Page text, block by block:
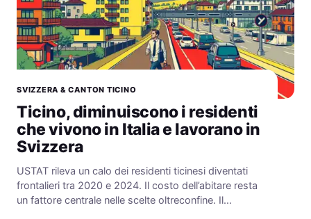
SVIZZERA & CANTON TICINO
Ticino, diminuiscono i residenti
che vivono in Italia e lavorano in
Svizzera
USTAT rileva un calo dei residenti ticinesi diventati
frontalieri tra 2020 e 2024. Il costo dell’abitare resta
un fattore centrale nelle scelte oltreconfine. Il…